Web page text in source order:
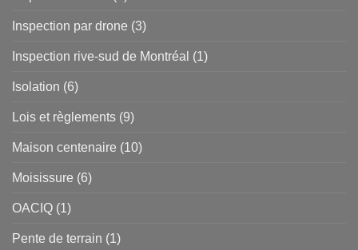
Inspection par drone (3)
Inspection rive-sud de Montréal (1)
Isolation (6)
Lois et règlements (9)
Maison centenaire (10)
Moisissure (6)
OACIQ (1)
Pente de terrain (1)